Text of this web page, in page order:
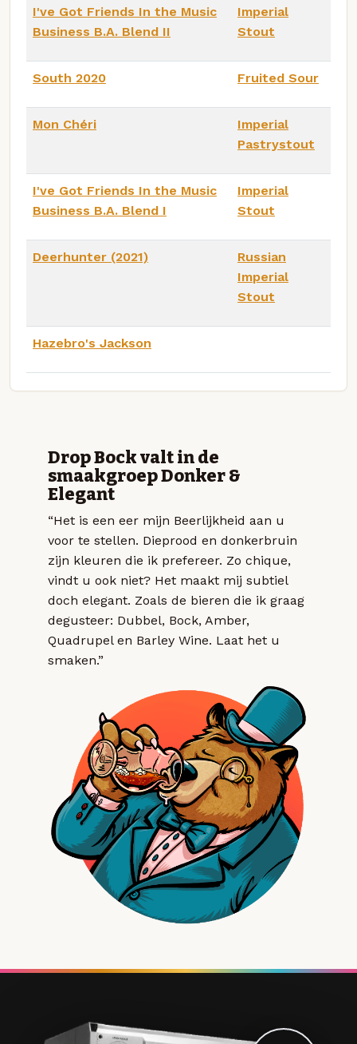
I've Got Friends In the Music
Business B.A. Blend II
Imperial
Stout
South 2020 Fruited Sour
Mon Chéri
Imperial
Pastrystout
I've Got Friends In the Music
Business B.A. Blend I
Imperial
Stout
Deerhunter (2021)
Russian
Imperial
Stout
Hazebro's Jackson
Drop Bock valt in de
smaakgroep Donker &
Elegant
“Het is een eer mijn Beerlijkheid aan u
voor te stellen. Dieprood en donkerbruin
zijn kleuren die ik prefereer. Zo chique,
vindt u ook niet? Het maakt mij subtiel
doch elegant. Zoals de bieren die ik graag
degusteer: Dubbel, Bock, Amber,
Quadrupel en Barley Wine. Laat het u
smaken.”